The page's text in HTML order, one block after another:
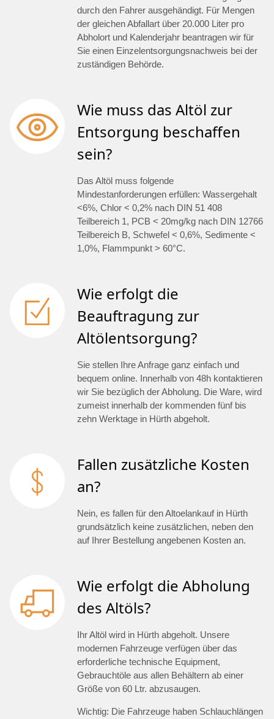
durch den Fahrer ausgehändigt. Für Mengen
der gleichen Abfallart über 20.000 Liter pro
Abholort und Kalenderjahr beantragen wir für
Sie einen Einzelentsorgungsnachweis bei der
zuständigen Behörde.
Wie muss das Altöl zur
Entsorgung beschaffen
sein?
Das Altöl muss folgende
Mindestanforderungen erfüllen: Wassergehalt
<6%, Chlor < 0,2% nach DIN 51 408
Teilbereich 1, PCB < 20mg/kg nach DIN 12766
Teilbereich B, Schwefel < 0,6%, Sedimente <
1,0%, Flammpunkt > 60°C.
Wie erfolgt die
Beauftragung zur
Altölentsorgung?
Sie stellen Ihre Anfrage ganz einfach und
bequem online. Innerhalb von 48h kontaktieren
wir Sie bezüglich der Abholung. Die Ware, wird
zumeist innerhalb der kommenden fünf bis
zehn Werktage in Hürth abgeholt.
Fallen zusätzliche Kosten
an?
Nein, es fallen für den Altoelankauf in Hürth
grundsätzlich keine zusätzlichen, neben den
auf Ihrer Bestellung angebenen Kosten an.
Wie erfolgt die Abholung
des Altöls?
Ihr Altöl wird in Hürth abgeholt. Unsere
modernen Fahrzeuge verfügen über das
erforderliche technische Equipment,
Gebrauchtöle aus allen Behältern ab einer
Größe von 60 Ltr. abzusaugen.
Wichtig: Die Fahrzeuge haben Schlauchlängen